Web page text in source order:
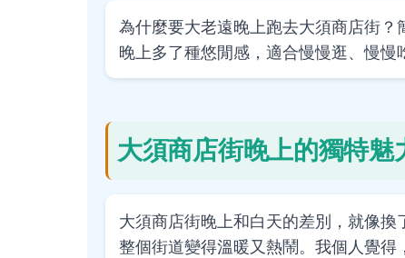
為什麼要大老遠晚上跑去大須商店街
晚上多了種悠閒感，適合慢慢逛、慢慢
大須商店街晚上的獨特魅
大須商店街晚上和白天的差別，就像換
整個街道變得溫暖又熱鬧。我個人覺